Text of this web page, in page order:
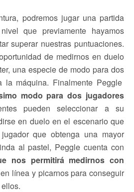
podremos jugar una partida
que previamente hayamos
superar nuestras puntuaciones.
de medirnos en duelo
una especie de modo para dos
la máquina. Finalmente Peggle
modo para dos jugadores
pueden seleccionar a su
en duelo en el escenario que
que obtenga una mayor
al pastel, Peggle cuenta con
nos permitirá medirnos con
línea y picarnos para conseguir